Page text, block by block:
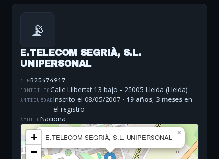
📡
E.TELECOM SEGRIÀ, S.L.
UNIPERSONAL
NIFB25474917
DOMICILIOCalle Llibertat 13 bajo - 25005 Lleida (Lleida)
ANTIGÜEDADInscrito el 08/05/2007 · 19 años, 3 meses en
el registro
ÁMBITONacional
E.TELECOM SEGRIÀ, S.L. UNIPERSONAL
×
+
−